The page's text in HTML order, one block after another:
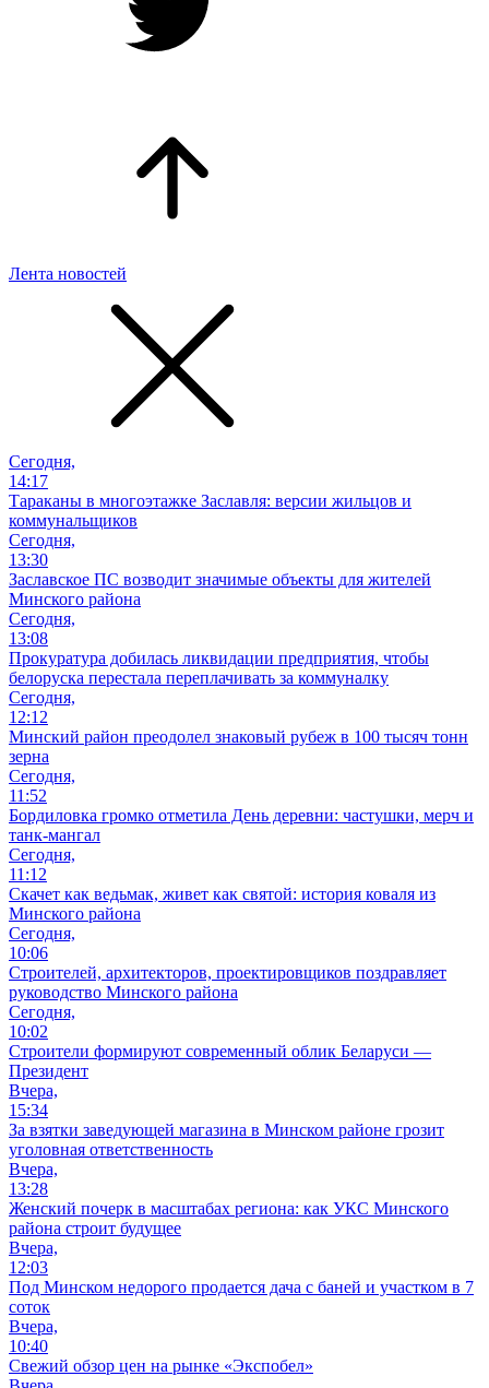
Лента новостей
Сегодня,
14:17
Тараканы в многоэтажке Заславля: версии жильцов и
коммунальщиков
Сегодня,
13:30
Заславское ПС возводит значимые объекты для жителей
Минского района
Сегодня,
13:08
Прокуратура добилась ликвидации предприятия, чтобы
белоруска перестала переплачивать за коммуналку
Сегодня,
12:12
Минский район преодолел знаковый рубеж в 100 тысяч тонн
зерна
Сегодня,
11:52
Бордиловка громко отметила День деревни: частушки, мерч и
танк-мангал
Сегодня,
11:12
Скачет как ведьмак, живет как святой: история коваля из
Минского района
Сегодня,
10:06
Cтроителей, архитекторов, проектировщиков поздравляет
руководство Минского района
Сегодня,
10:02
Строители формируют современный облик Беларуси —
Президент
Вчера,
15:34
За взятки заведующей магазина в Минском районе грозит
уголовная ответственность
Вчера,
13:28
Женский почерк в масштабах региона: как УКС Минского
района строит будущее
Вчера,
12:03
Под Минском недорого продается дача с баней и участком в 7
соток
Вчера,
10:40
Свежий обзор цен на рынке «Экспобел»